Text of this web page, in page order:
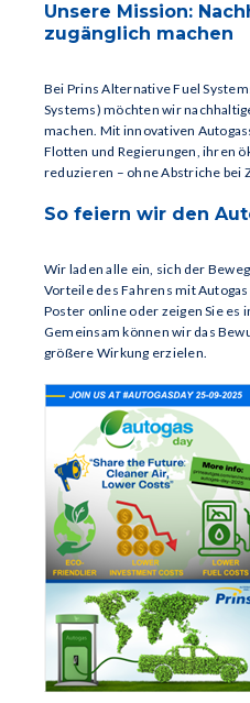
Unsere Mission:
zugänglich machen
Bei Prins Alternative Fuel
Systems) möchten wir
machen. Mit innovativen
Flotten und Regierungen, ihren
reduzieren – ohne Abstriche bei
So feiern wir den
Wir laden alle ein, sich der
Vorteile des Fahrens mit
Poster online oder zeigen Sie es
Gemeinsam können wir das
größere Wirkung erzielen.